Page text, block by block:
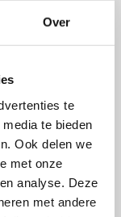
Over
te
te bieden
Ook delen we
met onze
analyse. Deze
met andere